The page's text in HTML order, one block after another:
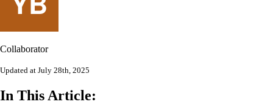
Collaborator
Updated at July 28th, 2025
In This Article: